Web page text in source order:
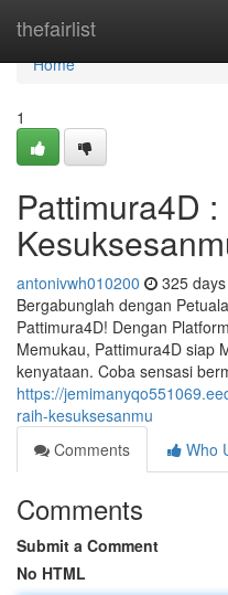
thefairlist
Home
Home
1
Pattimura4D
antonivwh010200 325
Bergabunglah dengan
Pattimura4D! Dengan
Memukau, Pattimura4D siap
kenyataan. Coba sensasi
https://
raih-kesuksesanmu
Comments
Who
Comments
Submit a Comment
No HTML